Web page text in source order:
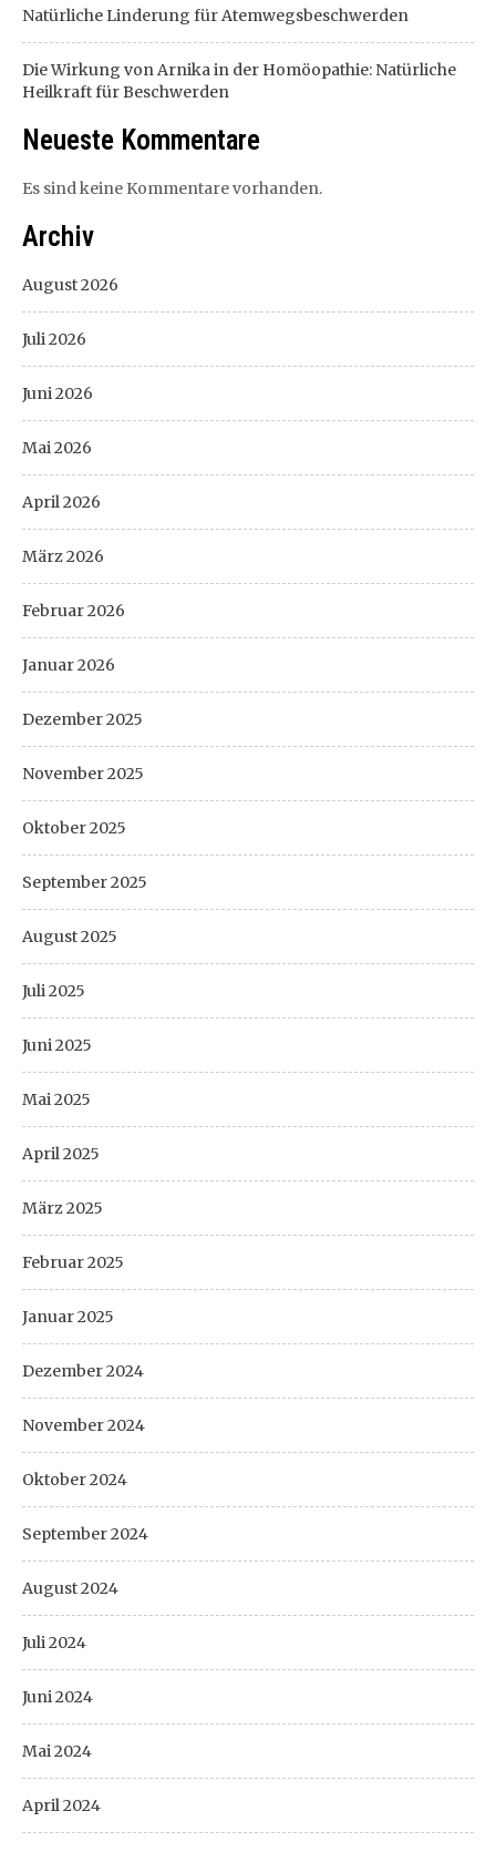
Natürliche Linderung für Atemwegsbeschwerden
Die Wirkung von Arnika in der Homöopathie: Natürliche
Heilkraft für Beschwerden
Neueste Kommentare
Es sind keine Kommentare vorhanden.
Archiv
August 2026
Juli 2026
Juni 2026
Mai 2026
April 2026
März 2026
Februar 2026
Januar 2026
Dezember 2025
November 2025
Oktober 2025
September 2025
August 2025
Juli 2025
Juni 2025
Mai 2025
April 2025
März 2025
Februar 2025
Januar 2025
Dezember 2024
November 2024
Oktober 2024
September 2024
August 2024
Juli 2024
Juni 2024
Mai 2024
April 2024